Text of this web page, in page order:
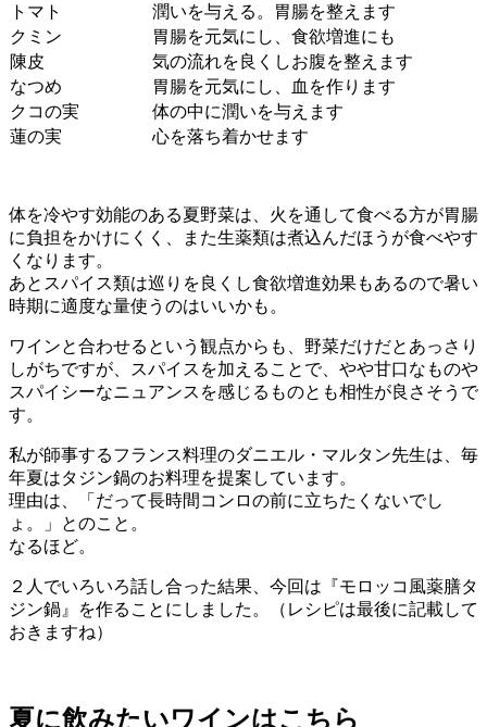
トマト
潤いを与える。胃腸を整えます
クミン
胃腸を元気にし、食欲増進にも
陳皮
気の流れを良くしお腹を整えます
なつめ
胃腸を元気にし、血を作ります
クコの実
体の中に潤いを与えます
蓮の実
心を落ち着かせます
体を冷やす効能のある夏野菜は、火を通して食べる方が胃腸
に負担をかけにくく、また生薬類は煮込んだほうが食べやす
くなります。
あとスパイス類は巡りを良くし食欲増進効果もあるので暑い
時期に適度な量使うのはいいかも。
ワインと合わせるという観点からも、野菜だけだとあっさり
しがちですが、スパイスを加えることで、やや甘口なものや
スパイシーなニュアンスを感じるものとも相性が良さそうで
す。
私が師事するフランス料理のダニエル・マルタン先生は、毎
年夏はタジン鍋のお料理を提案しています。
理由は、「だって長時間コンロの前に立ちたくないでし
ょ。」とのこと。
なるほど。
２人でいろいろ話し合った結果、今回は『モロッコ風薬膳タ
ジン鍋』を作ることにしました。（レシピは最後に記載して
おきますね）
夏に飲みたいワインはこちら